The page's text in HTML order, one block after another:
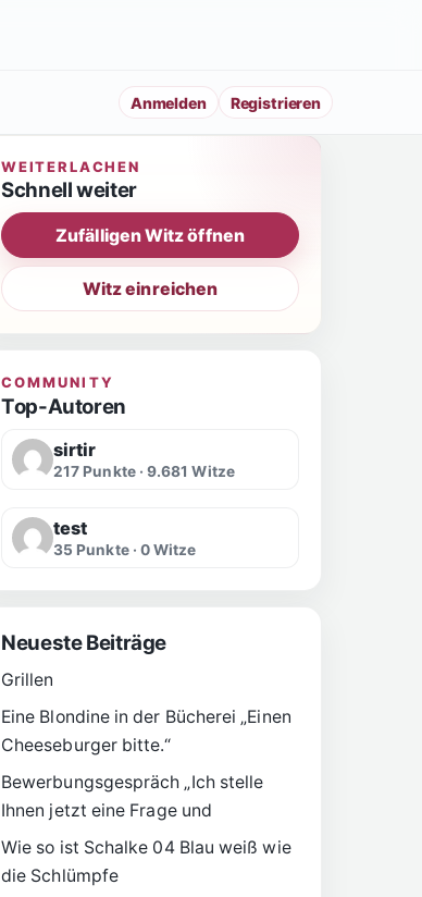
Anmelden Registrieren
WEITERLACHEN
Schnell weiter
Zufälligen Witz öffnen
Witz einreichen
COMMUNITY
Top-Autoren
sirtir
217 Punkte · 9.681 Witze
test
35 Punkte · 0 Witze
Neueste Beiträge
Grillen
Eine Blondine in der Bücherei „Einen
Cheeseburger bitte.“
Bewerbungsgespräch „Ich stelle
Ihnen jetzt eine Frage und
Wie so ist Schalke 04 Blau weiß wie
die Schlümpfe